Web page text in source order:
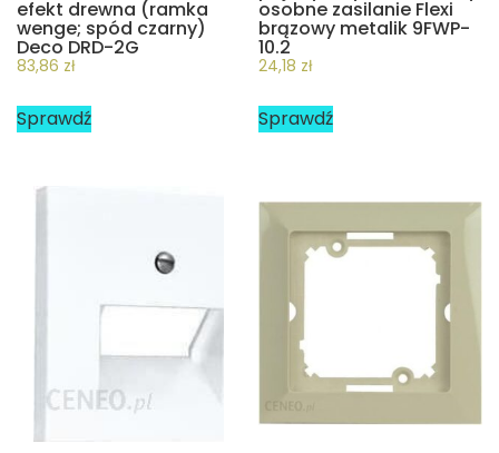
efekt drewna (ramka
wenge; spód czarny)
Deco DRD-2G
83,86 zł
Sprawdź
osobne zasilanie Flexi
brązowy metalik 9FWP-
10.2
24,18 zł
Sprawdź